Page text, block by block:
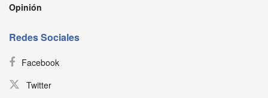
Opinión
Redes Sociales
Facebook
Twitter